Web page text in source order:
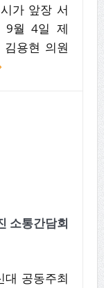
가 앞장 서
9월 4일 제
용현 의원
소통간담회
대 공동주최